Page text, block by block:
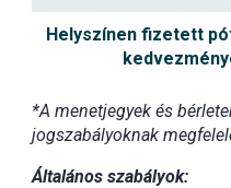
Helyszínen fizetett
*A menetjegyek és
jogszabályoknak
Általános szabályok: